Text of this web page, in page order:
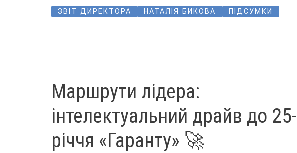
ЗВІТ ДИРЕКТОРА НАТАЛІЯ БИКОВА ПІДСУМКИ
Маршрути лідера:
інтелектуальний драйв до 25-
річчя «Гаранту» 🚀
ЛІДЕРА:
ІНТЕЛЕКТУАЛЬНИЙ
ДРАЙВ
25-
РІЧЧЯ
«ГАРАНТУ»